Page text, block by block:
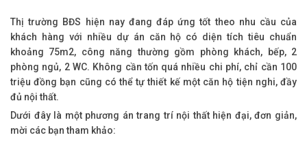
Thị trường BĐS hiện nay đang đáp ứng tốt theo nhu cầu của
khách hàng với nhiều dự án căn hộ có diện tích tiêu chuẩn
khoảng 75m2, công năng thường gồm phòng khách, bếp, 2
phòng ngủ, 2 WC. Không cần tốn quá nhiều chi phí, chỉ cần 100
triệu đồng bạn cũng có thể tự thiết kế một căn hộ tiện nghi, đầy
đủ nội thất.
Dưới đây là một phương án trang trí nội thất hiện đại, đơn giản,
mời các bạn tham khảo: